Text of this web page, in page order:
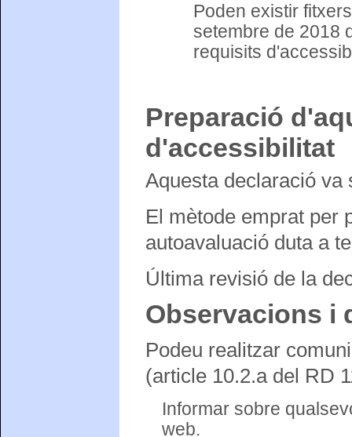
Poden existir
setembre de 2018
requisits
Preparació
d'accessibilitat
Aquesta declaració va
El mètode emprat per
autoavaluació duta a
Última revisió de la
Observacions i
Podeu realitzar
(article 10.2.a del RD
Informar sobre
web.